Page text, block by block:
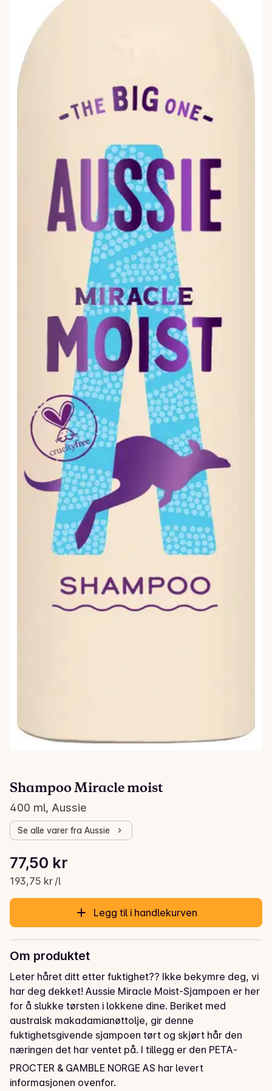
Shampoo Miracle moist
400 ml, Aussie
Se alle varer fra Aussie
Gjeldende pris er: 77,50 kr
77,50 kr
193,75 kr /l
Stykkpris: 193,75 kr /l
Legg til i handlekurven
Om produktet
Leter håret ditt etter fuktighet?? Ikke bekymre deg, vi
har deg dekket! Aussie Miracle Moist-Sjampoen er her
for å slukke tørsten i lokkene dine. Beriket med
australsk makadamianøttolje, gir denne
fuktighetsgivende sjampoen tørt og skjørt hår den
næringen det har ventet på. I tillegg er den PETA-
sertifisert cruelty-free! Og den ikoniske Aussie-
duften? Gjør deg klar til å bli en duft-sensasjon!
PROCTER & GAMBLE NORGE AS har levert
informasjonen ovenfor.